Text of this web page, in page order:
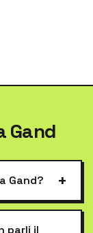
Gand
Gand? +
parli il